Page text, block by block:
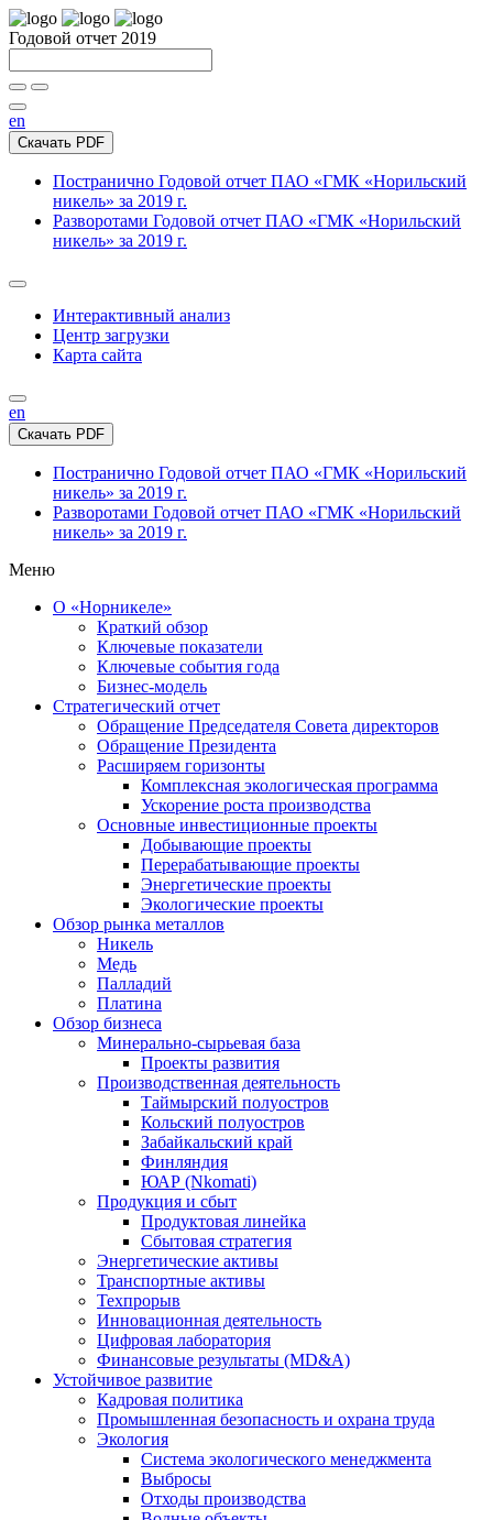
Годовой отчет 2019
en
Скачать PDF
Постранично Годовой отчет ПАО «ГМК «Норильский
никель» за 2019 г.
Разворотами Годовой отчет ПАО «ГМК «Норильский
никель» за 2019 г.
Интерактивный анализ
Центр загрузки
Карта сайта
en
Скачать PDF
Постранично Годовой отчет ПАО «ГМК «Норильский
никель» за 2019 г.
Разворотами Годовой отчет ПАО «ГМК «Норильский
никель» за 2019 г.
Меню
О «Норникеле»
Краткий обзор
Ключевые показатели
Ключевые события года
Бизнес-модель
Стратегический отчет
Обращение Председателя Совета директоров
Обращение Президента
Расширяем горизонты
Комплексная экологическая программа
Ускорение роста производства
Основные инвестиционные проекты
Добывающие проекты
Перерабатывающие проекты
Энергетические проекты
Экологические проекты
Обзор рынка металлов
Никель
Медь
Палладий
Платина
Обзор бизнеса
Минерально-сырьевая база
Проекты развития
Производственная деятельность
Таймырский полуостров
Кольский полуостров
Забайкальский край
Финляндия
ЮАР (Nkomati)
Продукция и сбыт
Продуктовая линейка
Сбытовая стратегия
Энергетические активы
Транспортные активы
Техпрорыв
Инновационная деятельность
Цифровая лаборатория
Финансовые результаты (MD&A)
Устойчивое развитие
Кадровая политика
Промышленная безопасность и охрана труда
Экология
Система экологического менеджмента
Выбросы
Отходы производства